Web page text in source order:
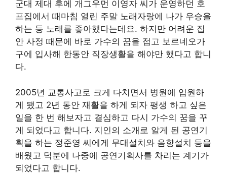
군대 제대 후에 개그우먼 이영자 씨가 운영하던 호
프집에서 때마침 열린 주말 노래자랑에 나가 우승을
하는 등 노래를 좋아했다는데요. 하지만 어려운 집
안 사정 때문에 바로 가수의 꿈을 접고 보르네오가
구에 입사해 한동안 직장생활을 해야만 했다고 합니
다.
2005년 교통사고로 크게 다치면서 병원에 입원하
게 됐고 2년 동안 재활을 하게 되자 평생 하고 싶은
일을 한 번 해보자고 결심하고 다시 가수의 꿈을 꾸
게 되었다고 합니다. 지인의 소개로 알게 된 공연기
획을 하는 정준영 씨에게 무대설치와 음향설치 등을
배웠고 덕분에 나중에 공연기획사를 차리는 계기가
되었다고 합니다.